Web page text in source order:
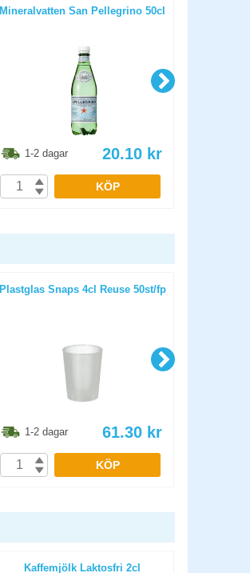
Mineralvatten San Pellegrino 50cl
1-2 dagar 20.10 kr
KÖP
Plastglas Snaps 4cl Reuse 50st/fp
1-2 dagar 61.30 kr
KÖP
Kaffemjölk Laktosfri 2cl